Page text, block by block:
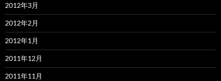
2012年3月
2012年2月
2012年1月
2011年12月
2011年11月